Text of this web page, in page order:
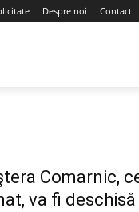
Despre noi Contact
Comarnic,
va fi